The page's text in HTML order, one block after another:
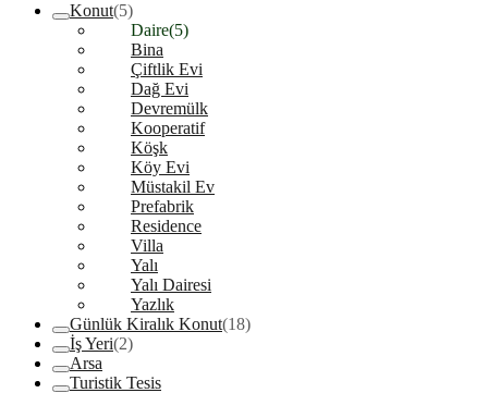
Konut(5)
Daire(5)
Bina
Çiftlik Evi
Dağ Evi
Devremülk
Kooperatif
Köşk
Köy Evi
Müstakil Ev
Prefabrik
Residence
Villa
Yalı
Yalı Dairesi
Yazlık
Günlük Kiralık Konut(18)
İş Yeri(2)
Arsa
Turistik Tesis